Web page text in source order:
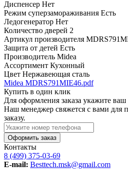
Диспенсер Нет
Режим суперзамораживания Есть
Ледогенератор Нет
Количество дверей 2
Артикул производителя
Защита от детей Есть
Производитель Midea
Ассортимент Кухонный
Цвет Нержавеющая сталь
Midea MDRS791MIE46.pdf
Купить в один клик
Для оформления заказа укажите
Наш менеджер свяжется с вами для
заказу.
Оформить заказ
Контакты
8 (499) 375-03-69
E-mail: Besttech.msk@gmail.com